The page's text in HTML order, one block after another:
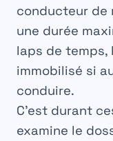
conducteur de
une durée
laps de
immobilisé si
conduire.
C’est durant
examine le